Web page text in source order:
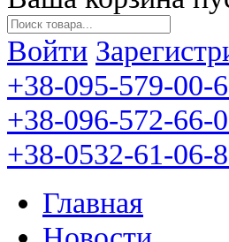
Войти
+38-095-579-00-
+38-096-572-66-
+38-0532-61-06-
Главная